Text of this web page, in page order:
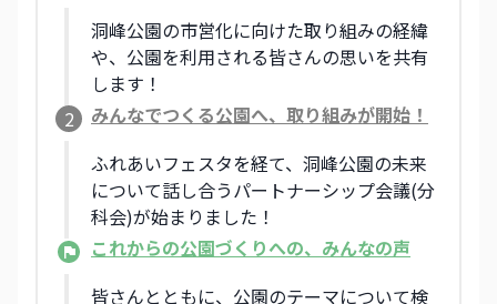
洞峰公園の市営化に向けた取り組みの経緯
や、公園を利用される皆さんの思いを共有
します！
2
みんなでつくる公園へ、取り組みが開始！
ふれあいフェスタを経て、洞峰公園の未来
について話し合うパートナーシップ会議(分
科会)が始まりました！
これからの公園づくりへの、みんなの声
皆さんとともに、公園のテーマについて検